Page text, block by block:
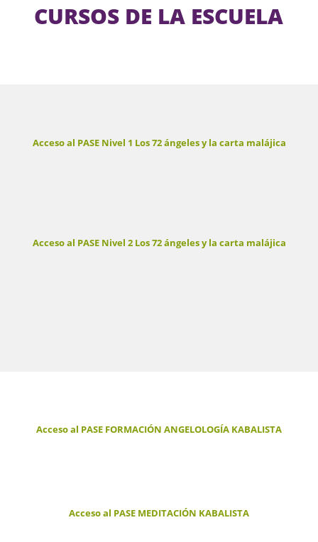
CURSOS DE LA ESCUELA
Acceso al PASE Nivel 1 Los 72 ángeles y la carta malájica
Acceso al PASE Nivel 2 Los 72 ángeles y la carta malájica
Acceso al PASE FORMACIÓN ANGELOLOGÍA KABALISTA
Acceso al PASE MEDITACIÓN KABALISTA